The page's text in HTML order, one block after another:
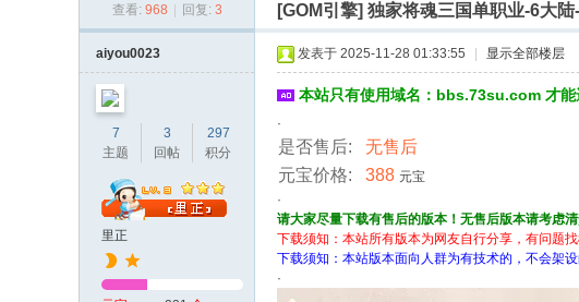
查看: 968 回复: 3 [GOM引擎] 独家将魂三国单职业-6大
aiyou0023
7
主题
3
回帖
297
积分
里正
发表于 2025-11-28 01:33:55 显示全部楼层
本站只有使用域名：bbs.73su.com 才能
·
是否售后: 无售后
元宝价格:
388 元宝
·
请大家尽量下载有售后的版本！无售后版本请考虑清
下载须知：本站所有版本为网友自行分享，有问题
下载须知：本站版本面向人群为有技术的，不会架
·